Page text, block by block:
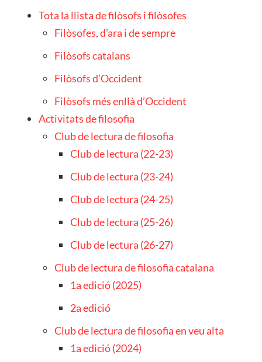
Tota la llista de filòsofs i filòsofes
Filòsofes, d’ara i de sempre
Filòsofs catalans
Filòsofs d’Occident
Filòsofs més enllà d’Occident
Activitats de filosofia
Club de lectura de filosofia
Club de lectura (22-23)
Club de lectura (23-24)
Club de lectura (24-25)
Club de lectura (25-26)
Club de lectura (26-27)
Club de lectura de filosofia catalana
1a edició (2025)
2a edició
Club de lectura de filosofia en veu alta
1a edició (2024)